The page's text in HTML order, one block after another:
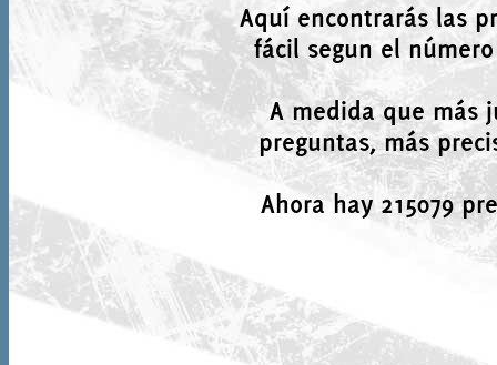
Aquí encontrarás las
fácil segun el
A medida que más
preguntas, más
Ahora hay 215079